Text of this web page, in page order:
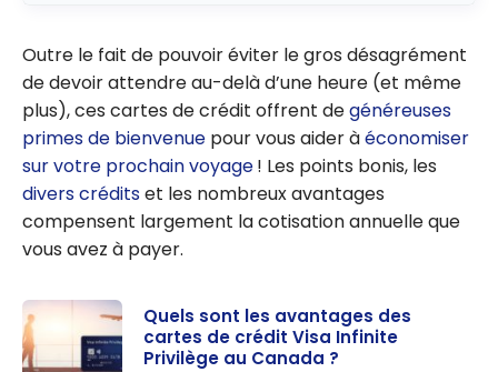
Outre le fait de pouvoir éviter le gros désagrément
de devoir attendre au-delà d’une heure (et même
plus), ces cartes de crédit offrent degénéreuses
primes de bienvenue pour vous aider àéconomiser
sur votre prochain voyage! Les points bonis, les
divers créditset les nombreux avantages
compensent largement la cotisation annuelle que
vous avez à payer.
Quels sont les avantages des
cartes de crédit Visa Infinite
Privilège au Canada ?